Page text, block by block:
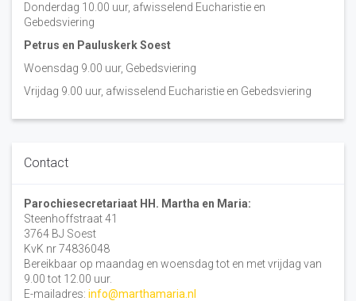
Donderdag 10.00 uur, afwisselend Eucharistie en
Gebedsviering
Petrus en Pauluskerk Soest
Woensdag 9.00 uur, Gebedsviering
Vrijdag 9.00 uur, afwisselend Eucharistie en Gebedsviering
Contact
Parochiesecretariaat HH. Martha en Maria:
Steenhoffstraat 41
3764 BJ Soest
KvK nr 74836048
Bereikbaar op maandag en woensdag tot en met vrijdag van
9.00 tot 12.00 uur.
E-mailadres: info@marthamaria.nl